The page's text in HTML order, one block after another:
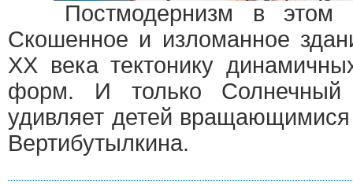
Постмодернизм в этом
Скошенное и изломанное
XX века тектонику
форм. И только Солнечный
удивляет детей
Вертибутылкина.